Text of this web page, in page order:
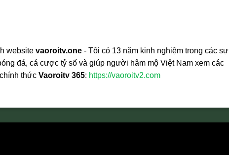
website vaoroitv.one - Tôi có 13 năm kinh nghiệm trong các sự
đá, cá cược tỷ số và giúp người hâm mộ Việt Nam xem các
thức Vaoroitv 365: https://vaoroitv2.com